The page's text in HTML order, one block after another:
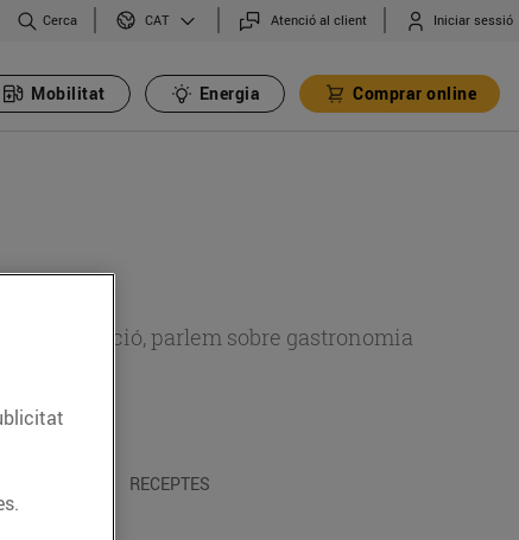
Cerca CAT Atenció al client Iniciar sessió
Mobilitat Energia Comprar online
alimentació, parlem sobre gastronomia
RECEPTES